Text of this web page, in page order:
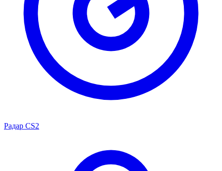
Радар CS2